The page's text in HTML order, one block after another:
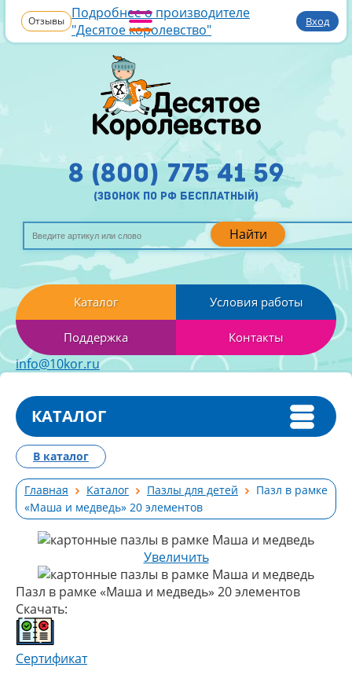
Отзывы Подробнее о производителе
"Десятое королевство"
Вход
Найти
8 (800) 775 41 59
(звонок по рф бесплатный)
Каталог Условия работы
Поддержка Контакты
info@10kor.ru
КАТАЛОГ
Главная Каталог Пазлы для детей
Пазл в рамке
«Маша и медведь» 20 элементов
В каталог
Увеличить
Пазл в рамке «Маша и медведь» 20 элементов
Скачать:
Сертификат